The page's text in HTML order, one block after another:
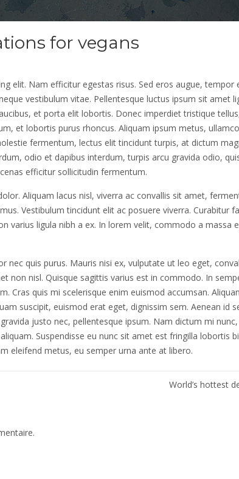
for vegans
elit. Nam efficitur egestas risus. Sed eros augue, tempor
vestibulum vitae. Pellentesque luctus ipsum sit amet
et porta elit lobortis. Donec imperdiet tristique
et lobortis purus rhoncus. Aliquam ipsum metus,
fermentum, lectus elit tincidunt turpis, at dictum
odio et dapibus interdum, turpis arcu gravida odio,
efficitur sollicitudin fermentum.
Aliquam lacus nisl, viverra ac convallis sit amet,
Vestibulum tincidunt elit ac posuere viverra. Curabitur
varius ligula nibh a ex. In lorem velit, commodo a massa
quis purus. Mauris nisi ex, vulputate ut leo eget,
non nisl. Quisque sagittis varius est in commodo. In
Cras quis mi scelerisque enim euismod accumsan.
suscipit, euismod erat eget, dignissim sem. Aenean id
justo nec, pellentesque ipsum. Nam dictum mi
Suspendisse eu nunc sit amet est fringilla lobortis
eleifend metus, eu semper urna ante at libero.
World’s hottest